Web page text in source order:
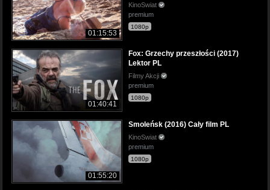
01:15:53
KinoSwiat
premium
1080p
01:40:41
Fox: Grzechy przeszłości (2017)
Lektor PL
Filmy Akcji
premium
1080p
01:55:20
Smoleńsk (2016) Cały film PL
KinoSwiat
premium
1080p